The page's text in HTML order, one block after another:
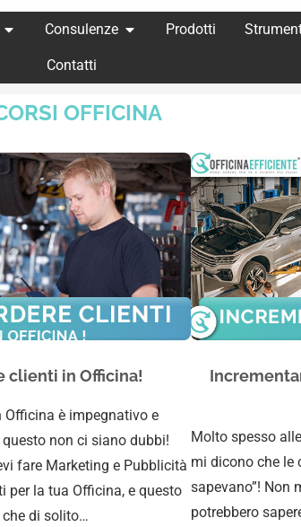
Consulenze Prodotti
Contatti
OFFICINA
clienti in Officina!
è impegnativo e
non ci siano dubbi!
fare Marketing e Pubblicità
per la tua Officina, e questo
che di solito…
Molto spesso
mi dicono che le
sapevano”! Non
potrebbero